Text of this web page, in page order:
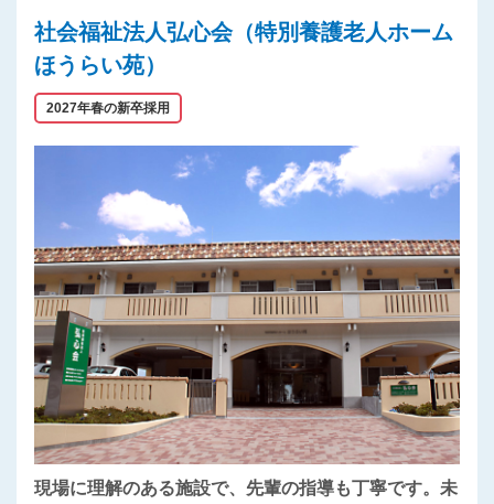
社会福祉法人弘心会（特別養護老人ホーム
ほうらい苑）
2027年春の新卒採用
現場に理解のある施設で、先輩の指導も丁寧です。未